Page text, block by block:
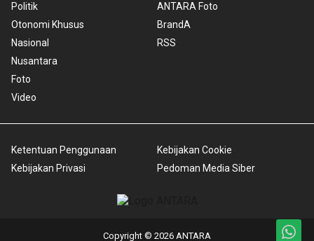
Politik
Otonomi Khusus
Nasional
Nusantara
Foto
Video
ANTARA Foto
BrandA
RSS
Ketentuan Penggunaan
Kebijakan Privasi
Kebijakan Cookie
Pedoman Media Siber
Copyright © 2026 ANTARA